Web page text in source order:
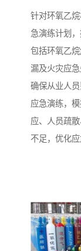
针对环氧乙
急演练计划
包括环氧乙
漏及火灾应
确保从业人
应急演练，
应、人员疏
不足，优化